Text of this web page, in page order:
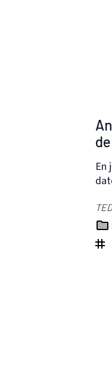
En